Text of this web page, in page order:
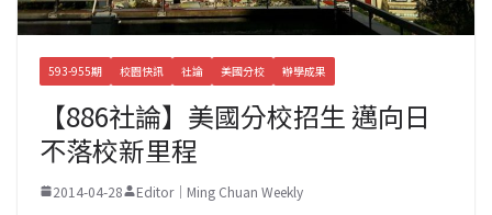
593-955期 校園快訊 社論 美國分校 辦學成果
【886社論】美國分校招生 邁向日
不落校新里程
2014-04-28 Editor｜Ming Chuan Weekly